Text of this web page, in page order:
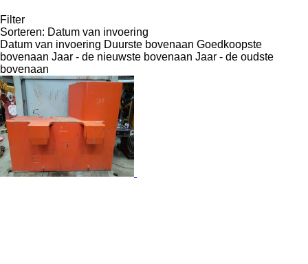
Filter
Sorteren: Datum van invoering
Datum van invoering Duurste bovenaan Goedkoopste
bovenaan Jaar - de nieuwste bovenaan Jaar - de oudste
bovenaan